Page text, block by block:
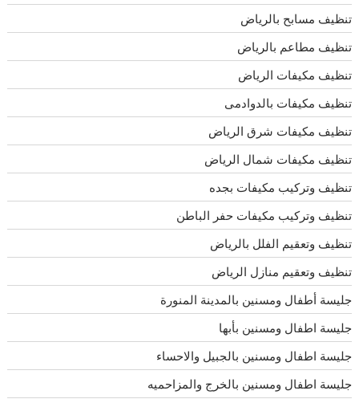
تنظيف مسابح بالرياض
تنظيف مطاعم بالرياض
تنظيف مكيفات الرياض
تنظيف مكيفات بالدوادمى
تنظيف مكيفات شرق الرياض
تنظيف مكيفات شمال الرياض
تنظيف وتركيب مكيفات بجده
تنظيف وتركيب مكيفات حفر الباطن
تنظيف وتعقيم الفلل بالرياض
تنظيف وتعقيم منازل الرياض
جليسة أطفال ومسنين بالمدينة المنورة
جليسة اطفال ومسنين بأبها
جليسة اطفال ومسنين بالجبيل والاحساء
جليسة اطفال ومسنين بالخرج والمزاحميه